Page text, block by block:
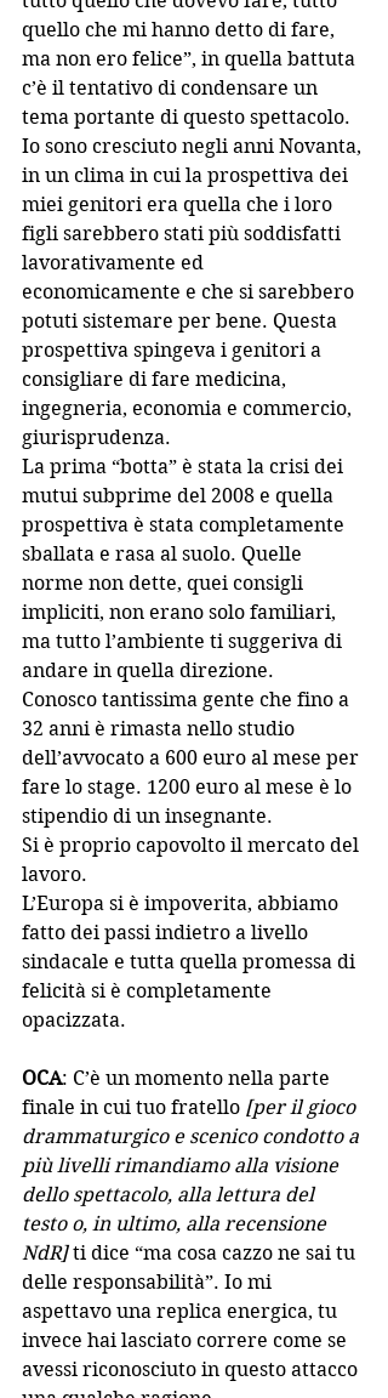
quello che mi hanno detto di fare,
ma non ero felice”, in quella battuta
c’è il tentativo di condensare un
tema portante di questo spettacolo.
Io sono cresciuto negli anni Novanta,
in un clima in cui la prospettiva dei
miei genitori era quella che i loro
figli sarebbero stati più soddisfatti
lavorativamente ed
economicamente e che si sarebbero
potuti sistemare per bene. Questa
prospettiva spingeva i genitori a
consigliare di fare medicina,
ingegneria, economia e commercio,
giurisprudenza.
La prima “botta” è stata la crisi dei
mutui subprime del 2008 e quella
prospettiva è stata completamente
sballata e rasa al suolo. Quelle
norme non dette, quei consigli
impliciti, non erano solo familiari,
ma tutto l’ambiente ti suggeriva di
andare in quella direzione.
Conosco tantissima gente che fino a
32 anni è rimasta nello studio
dell’avvocato a 600 euro al mese per
fare lo stage. 1200 euro al mese è lo
stipendio di un insegnante.
Si è proprio capovolto il mercato del
lavoro.
L’Europa si è impoverita, abbiamo
fatto dei passi indietro a livello
sindacale e tutta quella promessa di
felicità si è completamente
opacizzata.
OCA: C’è un momento nella parte
finale in cui tuo fratello [per il gioco
drammaturgico e scenico condotto a
più livelli rimandiamo alla visione
dello spettacolo, alla lettura del
testo o, in ultimo, alla recensione
NdR] ti dice “ma cosa cazzo ne sai tu
delle responsabilità”. Io mi
aspettavo una replica energica, tu
invece hai lasciato correre come se
avessi riconosciuto in questo attacco